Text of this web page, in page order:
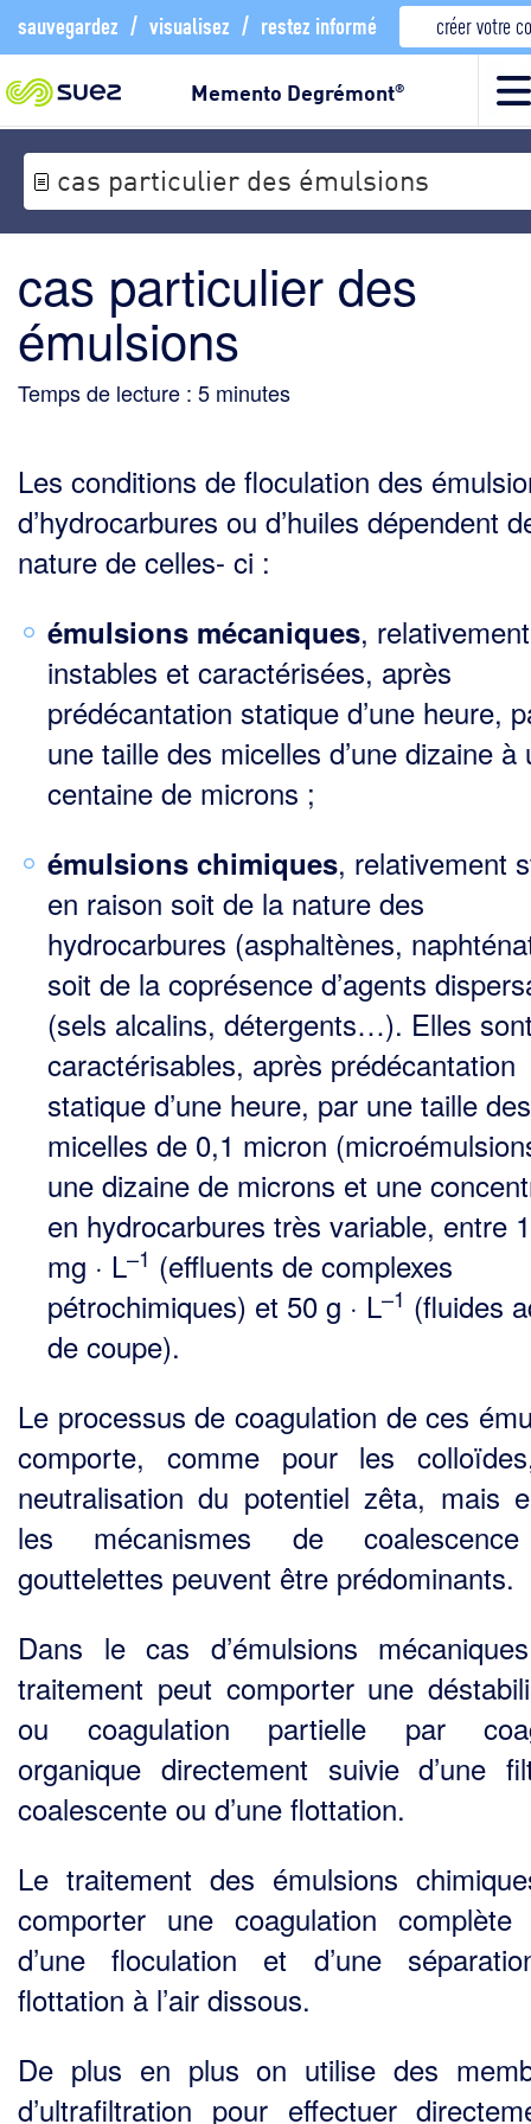
sauvegardez / visualisez / restez informé créer votre
Memento Degrémont®
cas particulier des émulsions
cas particulier des
émulsions
Temps de lecture : 5 minutes
Les conditions de floculation des
d’hydrocarbures ou d’huiles dépendent
nature de celles- ci :
émulsions mécaniques, relativement
instables et caractérisées, après
prédécantation statique d’une heure,
une taille des micelles d’une dizaine à
centaine de microns ;
émulsions chimiques, relativement
en raison soit de la nature des
hydrocarbures (asphaltènes,
soit de la coprésence d’agents
(sels alcalins, détergents…). Elles
caractéri­sables, après prédécantation
statique d’une heure, par une taille des
micelles de 0,1 micron
une dizaine de microns et une
en hydrocarbures très variable, entre
mg · L–1 (effluents de complexes
pétrochimiques) et 50 g · L–1 (fluides
de coupe).
Le processus de coagulation de ces
comporte, comme pour les
neutralisation du potentiel zêta, mais
les mécanismes de
gouttelettes peuvent être prédominants.
Dans le cas d’émulsions
traitement peut comporter une
ou coagulation partielle par
organique directement suivie d’une
coalescente ou d’une flottation.
Le traitement des émulsions
comporter une coagulation complète
d’une floculation et d’une
flottation à l’air dissous.
De plus en plus on utilise des
d’ultrafiltration pour effectuer